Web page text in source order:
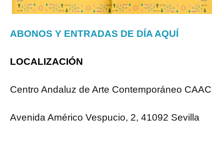
ABONOS Y ENTRADAS DE DÍA AQUÍ
LOCALIZACIÓN
Centro Andaluz de Arte Contemporáneo CAAC
Avenida Américo Vespucio, 2, 41092 Sevilla